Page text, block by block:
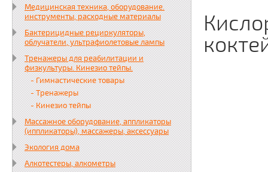
Медицинская техника, оборудование.
инструменты, расходные материалы
Бактерицидные рециркуляторы,
облучатели, ультрафиолетовые лампы
Тренажеры для реабилитации и
физкультуры. Кинезио тейпы.
- Гимнастические товары
- Тренажеры
- Кинезио тейпы
Массажное оборудование, аппликаторы
(иппликаторы), массажеры, аксессуары
Экология дома
Алкотестеры, алкометры